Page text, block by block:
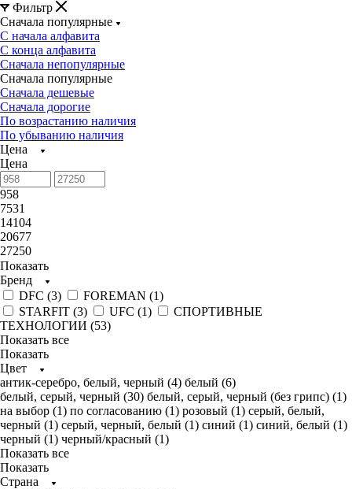
Фильтр
Сначала популярные
С начала алфавита
С конца алфавита
Сначала непопулярные
Сначала популярные
Сначала дешевые
Сначала дорогие
По возрастанию наличия
По убыванию наличия
Цена
Цена
958
7531
14104
20677
27250
Показать
Бренд
DFC (3) FOREMAN (1)
STARFIT (3) UFC (1)
СПОРТИВНЫЕ
ТЕХНОЛОГИИ (53)
Показать все
Показать
Цвет
антик-серебро, белый, черный (4) белый (6)
белый, серый, черный (30) белый, серый, черный (без грипс) (1)
на выбор (1) по согласованию (1) розовый (1) серый, белый,
черный (1) серый, черный, белый (1) синий (1) синий, белый (1)
черный (1) черный/красный (1)
Показать все
Показать
Страна